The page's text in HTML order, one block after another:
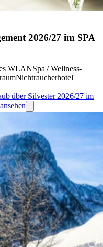
2026/27 im SPA
WLANSpa / Wellness-
Nichtraucherhotel
über Silvester 2026/27 im